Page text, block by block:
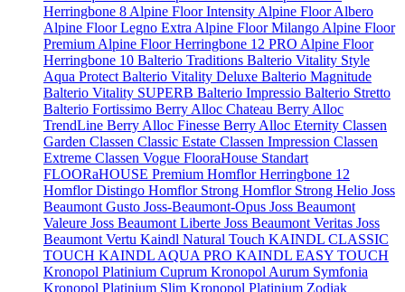
Herringbone 8 Alpine Floor Intensity Alpine Floor Albero
Alpine Floor Legno Extra Alpine Floor Milango Alpine Floor
Premium Alpine Floor Herringbone 12 PRO Alpine Floor
Herringbone 10 Balterio Traditions Balterio Vitality Style
Aqua Protect Balterio Vitality Deluxe Balterio Magnitude
Balterio Vitality SUPERB Balterio Impressio Balterio Stretto
Balterio Fortissimo Berry Alloc Chateau Berry Alloc
TrendLine Berry Alloc Finesse Berry Alloc Eternity Classen
Garden Classen Classic Estate Classen Impression Classen
Extreme Classen Vogue FlooraHouse Standart
FLOORaHOUSE Premium Homflor Herringbone 12
Homflor Distingo Homflor Strong Homflor Strong Helio Joss
Beaumont Gusto Joss-Beaumont-Opus Joss Beaumont
Valeure Joss Beaumont Liberte Joss Beaumont Veritas Joss
Beaumont Vertu Kaindl Natural Touch KAINDL CLASSIC
TOUCH KAINDL AQUA PRO KAINDL EASY TOUCH
Kronopol Platinium Cuprum Kronopol Aurum Symfonia
Kronopol Platinium Slim Kronopol Platinium Zodiak